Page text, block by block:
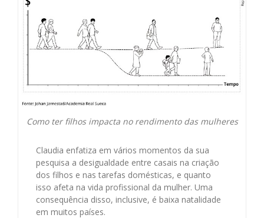
Como ter filhos impacta no rendimento das mulheres
Claudia enfatiza em vários momentos da sua
pesquisa a desigualdade entre casais na criação
dos filhos e nas tarefas domésticas, e quanto
isso afeta na vida profissional da mulher. Uma
consequência disso, inclusive, é baixa natalidade
em muitos países.